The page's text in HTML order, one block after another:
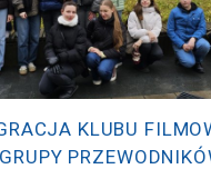
KLUBU
GRUPY